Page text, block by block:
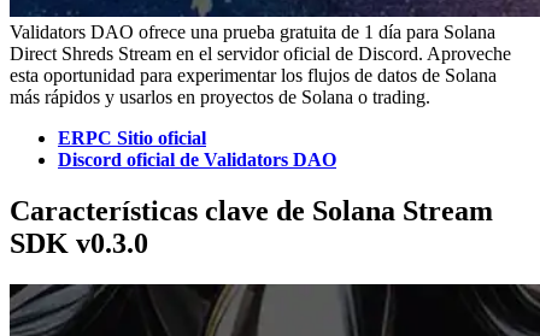
Validators DAO ofrece una prueba gratuita de 1 día para Solana
Direct Shreds Stream en el servidor oficial de Discord. Aproveche
esta oportunidad para experimentar los flujos de datos de Solana
más rápidos y usarlos en proyectos de Solana o trading.
ERPC Sitio oficial
Discord oficial de Validators DAO
Características clave de Solana Stream
SDK v0.3.0